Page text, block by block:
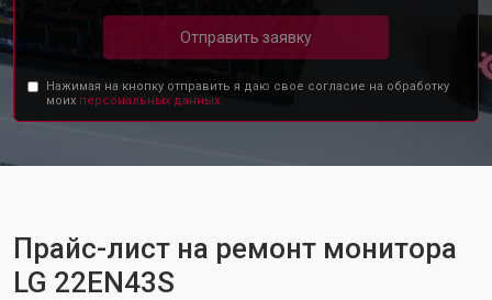
Отправить заявку
Нажимая на кнопку отправить я даю свое согласие на обработку
моих персональных данных.
Прайс-лист на ремонт монитора
LG 22EN43S